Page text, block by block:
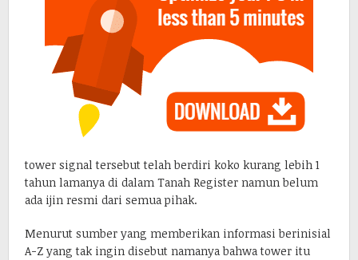
tower signal tersebut telah berdiri koko kurang lebih 1
tahun lamanya di dalam Tanah Register namun belum
ada ijin resmi dari semua pihak.
Menurut sumber yang memberikan informasi berinisial
A-Z yang tak ingin disebut namanya bahwa tower itu